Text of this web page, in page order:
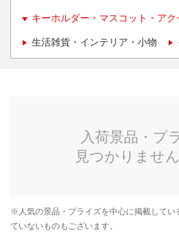
キーホルダー・マスコット・アク
生活雑貨・インテリア・小物